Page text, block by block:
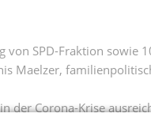
SPD-Fraktion sowie
Maelzer,
der Corona-Krise